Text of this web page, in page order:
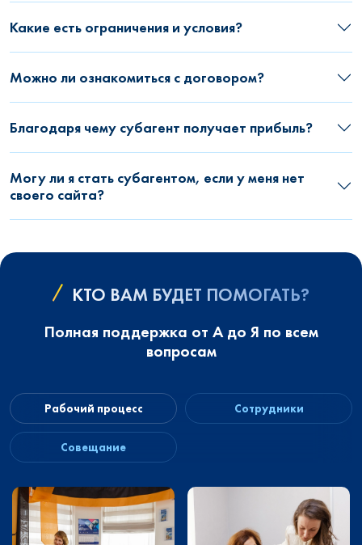
Какие есть ограничения и условия?
Можно ли ознакомиться с договором?
Благодаря чему субагент получает прибыль?
Могу ли я стать субагентом, если у меня нет
своего сайта?
КТО ВАМ БУДЕТ ПОМОГАТЬ?
Полная поддержка от А до Я по всем
вопросам
Рабочий процесс Сотрудники
Совещание